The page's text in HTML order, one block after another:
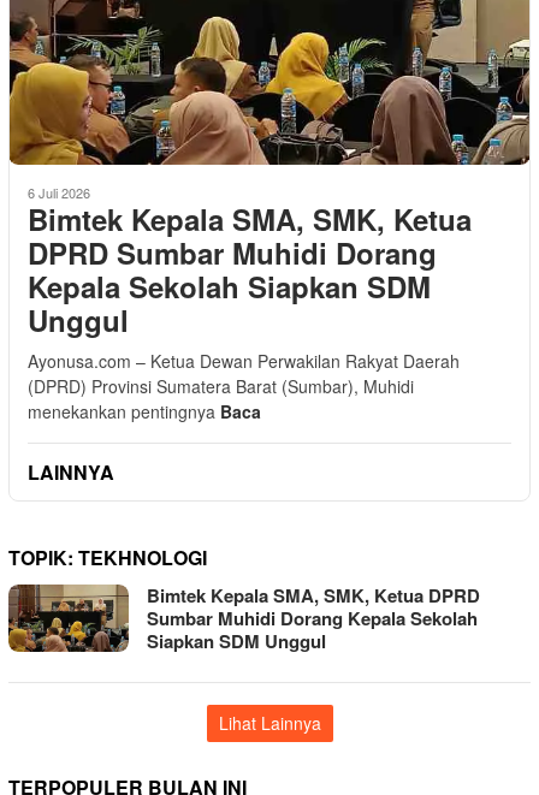
6 Juli 2026
Bimtek Kepala SMA, SMK, Ketua
DPRD Sumbar Muhidi Dorang
Kepala Sekolah Siapkan SDM
Unggul
Ayonusa.com – Ketua Dewan Perwakilan Rakyat Daerah
(DPRD) Provinsi Sumatera Barat (Sumbar), Muhidi
menekankan pentingnya Baca
LAINNYA
TOPIK: TEKHNOLOGI
Bimtek Kepala SMA, SMK, Ketua DPRD
Sumbar Muhidi Dorang Kepala Sekolah
Siapkan SDM Unggul
Lihat Lainnya
TERPOPULER BULAN INI